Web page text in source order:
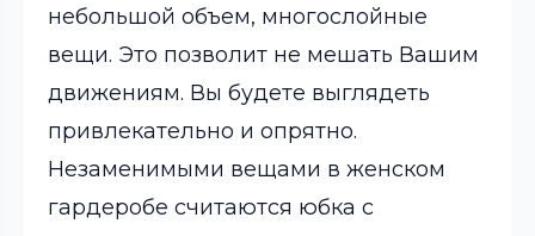
небольшой объем, многослойные
вещи. Это позволит не мешать Вашим
движениям. Вы будете выглядеть
привлекательно и опрятно.
Незаменимыми вещами в женском
гардеробе считаются юбка с